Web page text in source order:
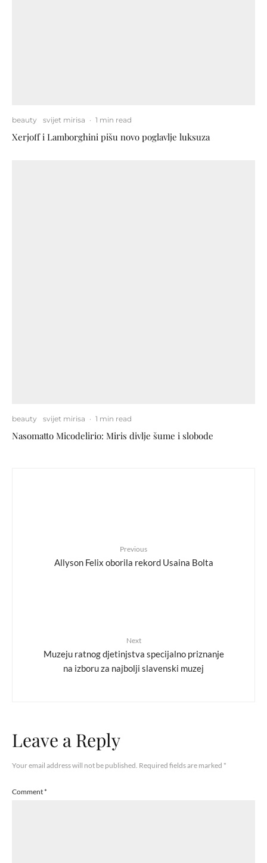
beauty svijet mirisa · 1 min read
Xerjoff i Lamborghini pišu novo poglavlje luksuza
beauty svijet mirisa · 1 min read
Nasomatto Micodelirio: Miris divlje šume i slobode
Previous
Allyson Felix oborila rekord Usaina Bolta
Next
Muzeju ratnog djetinjstva specijalno priznanje
na izboru za najbolji slavenski muzej
Leave a Reply
Your email address will not be published. Required fields are marked *
Comment*